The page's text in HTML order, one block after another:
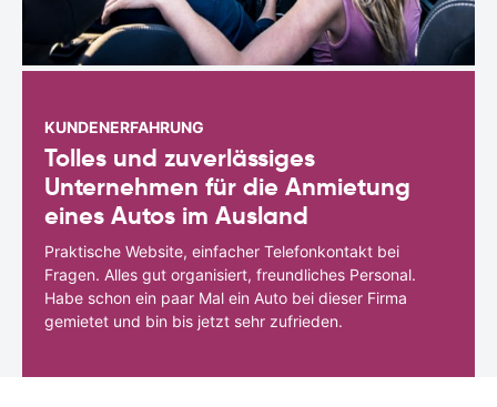
KUNDENERFAHRUNG
Tolles und zuverlässiges
Unternehmen für die Anmietung
eines Autos im Ausland
Praktische Website, einfacher Telefonkontakt bei
Fragen. Alles gut organisiert, freundliches Personal.
Habe schon ein paar Mal ein Auto bei dieser Firma
gemietet und bin bis jetzt sehr zufrieden.